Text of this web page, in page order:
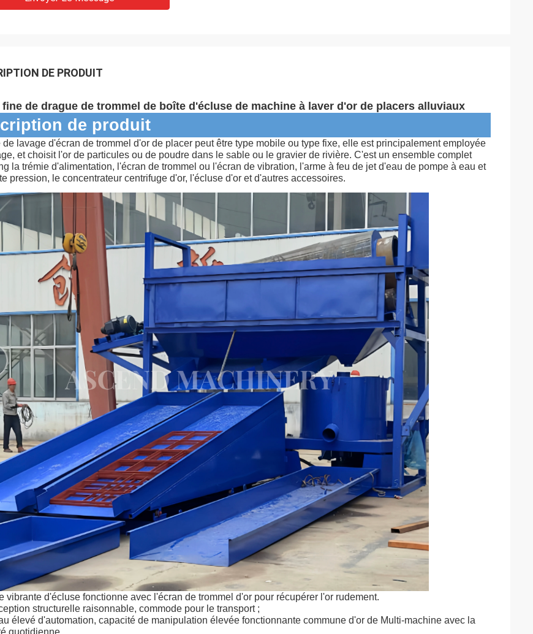
DE PRODUIT
fine de drague de trommel de boîte d'écluse de machine à laver d'or de placers alluviaux
de produit
de lavage d'écran de trommel d'or de placer peut être type mobile ou type fixe, elle est principalement employée
et choisit l'or de particules ou de poudre dans le sable ou le gravier de rivière. C'est un ensemble complet
la trémie d'alimentation, l'écran de trommel ou l'écran de vibration, l'arme à feu de jet d'eau de pompe à eau et
pression, le concentrateur centrifuge d'or, l'écluse d'or et d'autres accessoires.
vibrante d'écluse fonctionne avec l'écran de trommel d'or pour récupérer l'or rudement.
structurelle raisonnable, commode pour le transport ;
élevé d'automation, capacité de manipulation élevée fonctionnante commune d'or de Multi-machine avec la
quotidienne